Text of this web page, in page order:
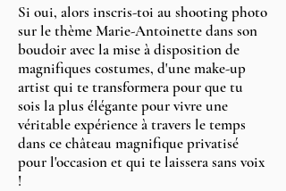
Si oui, alors inscris-toi au shooting photo
sur le thème Marie-Antoinette dans son
boudoir avec la mise à disposition de
magnifiques costumes, d'une make-up
artist qui te transformera pour que tu
sois la plus élégante pour vivre une
véritable expérience à travers le temps
dans ce château magnifique privatisé
pour l'occasion et qui te laissera sans voix
!